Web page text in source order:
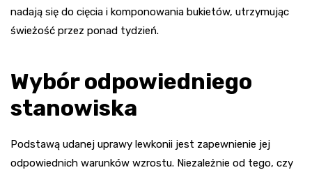
nadają się do cięcia i komponowania bukietów, utrzymując
świeżość przez ponad tydzień.
Wybór odpowiedniego
stanowiska
Podstawą udanej uprawy lewkonii jest zapewnienie jej
odpowiednich warunków wzrostu. Niezależnie od tego, czy